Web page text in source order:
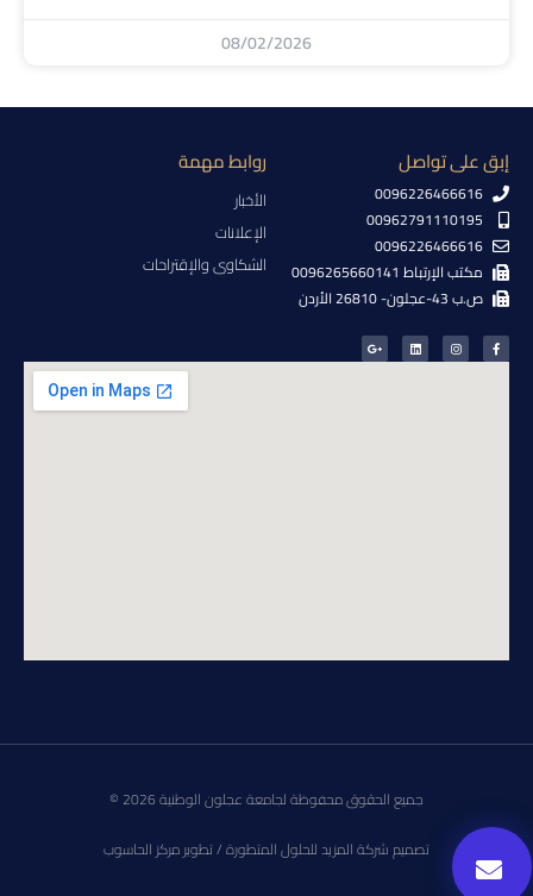
08/02/2026
إبق على تواصل
0096226466616
00962791110195
0096226466616
مكتب الإرتباط 0096265660141
ص.ب 43-عجلون- 26810 الأردن
روابط مهمة
الأخبار
الإعلانات
الشكاوى والإقتراحات
جميع الحقوق محفوظة لجامعة عجلون الوطنية 2026 ©
تصميم شركة المزيد للحلول المتطورة / تطوير مركز الحاسوب